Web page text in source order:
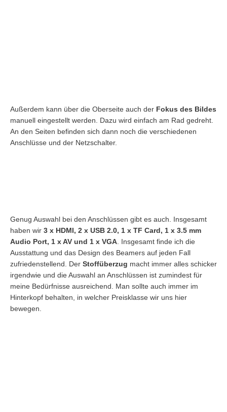
Außerdem kann über die Oberseite auch der Fokus des Bildes
manuell eingestellt werden. Dazu wird einfach am Rad gedreht.
An den Seiten befinden sich dann noch die verschiedenen
Anschlüsse und der Netzschalter.
Genug Auswahl bei den Anschlüssen gibt es auch. Insgesamt
haben wir 3 x HDMI, 2 x USB 2.0, 1 x TF Card, 1 x 3.5 mm
Audio Port, 1 x AV und 1 x VGA . Insgesamt finde ich die
Ausstattung und das Design des Beamers auf jeden Fall
zufriedenstellend. Der Stoffüberzug macht immer alles schicker
irgendwie und die Auswahl an Anschlüssen ist zumindest für
meine Bedürfnisse ausreichend. Man sollte auch immer im
Hinterkopf behalten, in welcher Preisklasse wir uns hier
bewegen.